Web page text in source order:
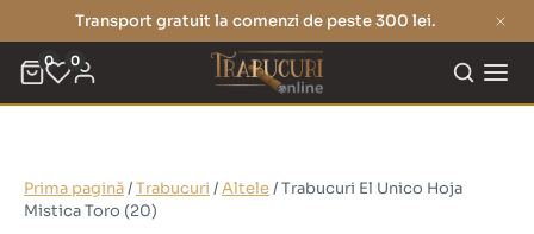
Transport gratuit la comenzi de peste 300 lei.
0 0
Prima pagină/Trabucuri /Altele/ Trabucuri El Unico Hoja
Mistica Toro (20)